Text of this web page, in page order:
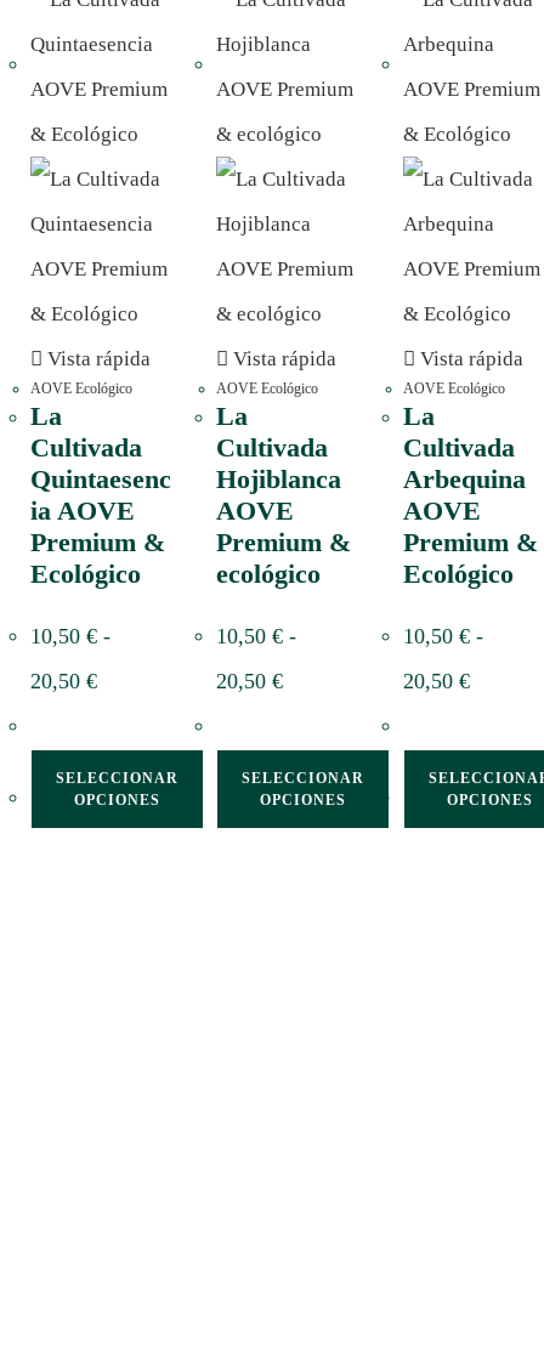
Vista rápida
AOVE Ecológico
La
Cultivada
Quintaesenc
ia AOVE
Premium &
Ecológico
10,50 € -
20,50 €
SELECCIONAR
OPCIONES
Vista rápida
AOVE Ecológico
La
Cultivada
Hojiblanca
AOVE
Premium &
ecológico
10,50€ -
20,50€
SELECCIONAR
OPCIONES
Vista rápida
AOVE Ecológico
La
Cultivada
Arbequina
AOVE
Premium &
Ecológico
10,50 € -
20,50 €
OPCIONES